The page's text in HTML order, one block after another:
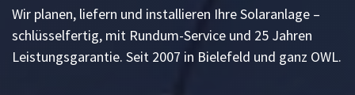
Wir planen, liefern und installieren Ihre Solaranlage –
schlüsselfertig, mit Rundum-Service und 25 Jahren
Leistungsgarantie. Seit 2007 in Bielefeld und ganz OWL.